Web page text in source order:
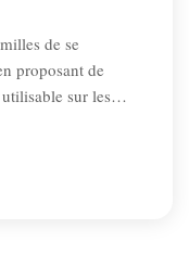
de se
proposant de
sur les